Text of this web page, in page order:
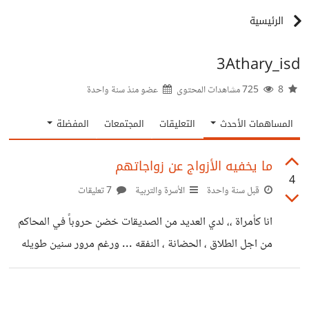
الرئيسية
3Athary_isd
عضو منذسنة واحدة
المساهمات الأحدث التعليقات المجتمعات المفضلة
4
ما يخفيه الأزواج عن زواجاتهم
قبل سنة واحدة الأسرة والتربية
انا كأمراة ،، لدي العديد من الصديقات خضن حروباً في المحاكم
من اجل الطلاق ، الحضانة ، النفقه ... ورغم مرور سنين طويله
يصل الأزواج الى مفرق الطرق ... مؤكد ان اللوم لا يقع على